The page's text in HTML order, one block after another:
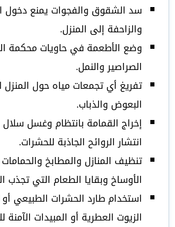
سد الشقوق والفجوات يمنع دخول
والزاحفة إلى المنزل.
وضع الأطعمة في حاويات محكمة
الصراصير والنمل.
تفريغ أي تجمعات مياه حول المنزل
البعوض والذباب.
إخراج القمامة بانتظام وغسل
انتشار الروائح الجاذبة للحشرات.
تنظيف المنازل والمطابخ
الأوساخ وبقايا الطعام التي تجذب
استخدام طارد الحشرات الطبيعي
الزيوت العطرية أو المبيدات الآمنة